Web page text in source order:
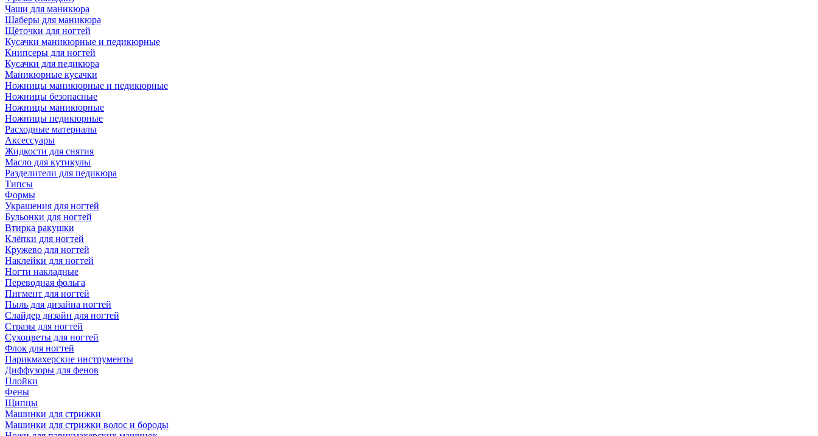
Чаши для маникюра
Шаберы для маникюра
Щёточки для ногтей
Кусачки маникюрные и педикюрные
Книпсеры для ногтей
Кусачки для педикюра
Маникюрные кусачки
Ножницы маникюрные и педикюрные
Ножницы безопасные
Ножницы маникюрные
Ножницы педикюрные
Расходные материалы
Аксессуары
Жидкости для снятия
Масло для кутикулы
Разделители для педикюра
Типсы
Формы
Украшения для ногтей
Бульонки для ногтей
Втирка ракушки
Клёпки для ногтей
Кружево для ногтей
Наклейки для ногтей
Ногти накладные
Переводная фольга
Пигмент для ногтей
Пыль для дизайна ногтей
Слайдер дизайн для ногтей
Стразы для ногтей
Сухоцветы для ногтей
Флок для ногтей
Парикмахерские инструменты
Диффузоры для фенов
Плойки
Фены
Щипцы
Машинки для стрижки
Машинки для стрижки волос и бороды